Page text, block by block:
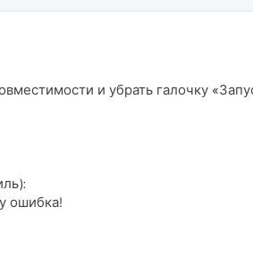
и убрать галочку
ошибка!